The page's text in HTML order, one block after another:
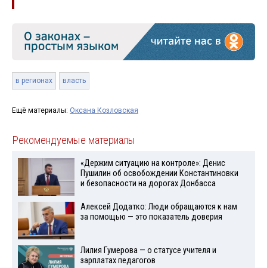
в регионах власть
Ещё материалы: Оксана Козловская
Рекомендуемые материалы
«Держим ситуацию на контроле»: Денис
Пушилин об освобождении Константиновки
и безопасности на дорогах Донбасса
Алексей Додатко: Люди обращаются к нам
за помощью — это показатель доверия
Лилия Гумерова — о статусе учителя и
зарплатах педагогов